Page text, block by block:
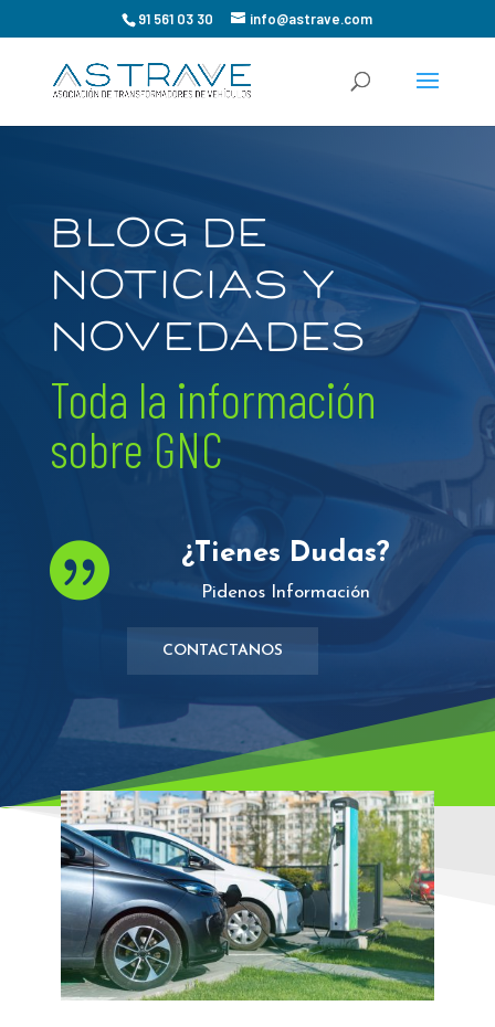
91 561 03 30 info@astrave.com
BLOG DE
NOTICIAS Y
NOVEDADES
Toda la información
sobre GNC
 ¿Tienes Dudas?
Pidenos Información
CONTACTANOS